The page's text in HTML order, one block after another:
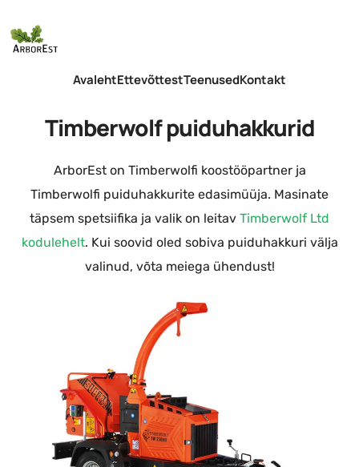
AvalehtEttevõttestTeenusedKontakt
Timberwolf puiduhakkurid
ArborEst on Timberwolfi koostööpartner ja
Timberwolfi puiduhakkurite edasimüüja. Masinate
täpsem spetsiifika ja valik on leitav Timberwolf Ltd
kodulehelt. Kui soovid oled sobiva puiduhakkuri välja
valinud, võta meiega ühendust!